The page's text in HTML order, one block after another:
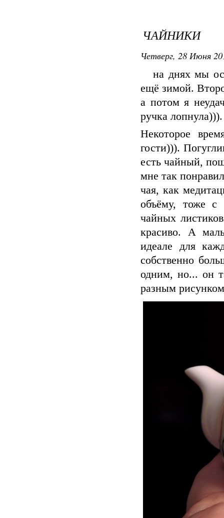
ЧАЙНИКИ
Четверг, 28 Июня
на днях мы
ещё зимой.
а потом я
ручка лопнула))).
Некоторое
гости))).
есть чайный,
мне так
чая, как
объёму, тоже с
чайных
красиво. А
идеале для
собственно
одним, но... он
разным